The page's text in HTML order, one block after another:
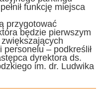
funkcję miejsca
przygotować
będzie pierwszym
– podkreślił
dyrektora ds.
im. dr. Ludwika